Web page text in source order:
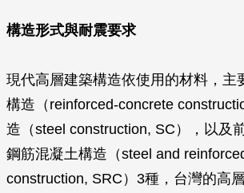
構造形式與耐震要求
現代高層建築構造依使用的材料，主
構造（reinforced-concrete
造（steel construction, SC），以及
鋼筋混凝土構造（steel and
construction, SRC）3種，台灣的高